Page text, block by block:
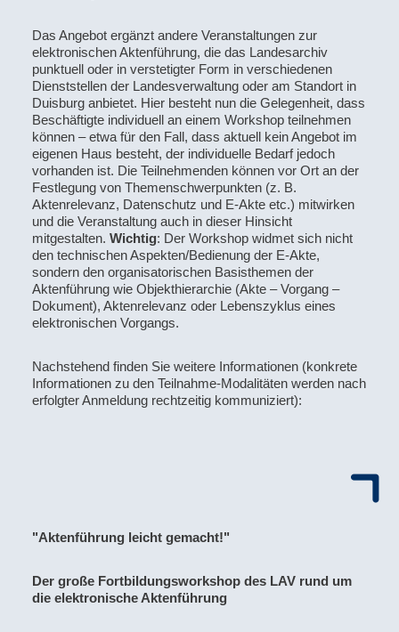
Das Angebot ergänzt andere Veranstaltungen zur
elektronischen Aktenführung, die das Landesarchiv
punktuell oder in verstetigter Form in verschiedenen
Dienststellen der Landesverwaltung oder am Standort in
Duisburg anbietet. Hier besteht nun die Gelegenheit, dass
Beschäftigte individuell an einem Workshop teilnehmen
können – etwa für den Fall, dass aktuell kein Angebot im
eigenen Haus besteht, der individuelle Bedarf jedoch
vorhanden ist. Die Teilnehmenden können vor Ort an der
Festlegung von Themenschwerpunkten (z. B.
Aktenrelevanz, Datenschutz und E-Akte etc.) mitwirken
und die Veranstaltung auch in dieser Hinsicht
mitgestalten. Wichtig: Der Workshop widmet sich nicht
den technischen Aspekten/Bedienung der E-Akte,
sondern den organisatorischen Basisthemen der
Aktenführung wie Objekthierarchie (Akte – Vorgang –
Dokument), Aktenrelevanz oder Lebenszyklus eines
elektronischen Vorgangs.
Nachstehend finden Sie weitere Informationen (konkrete
Informationen zu den Teilnahme-Modalitäten werden nach
erfolgter Anmeldung rechtzeitig kommuniziert):
"Aktenführung leicht gemacht!"
Der große Fortbildungsworkshop des LAV rund um
die elektronische Aktenführung